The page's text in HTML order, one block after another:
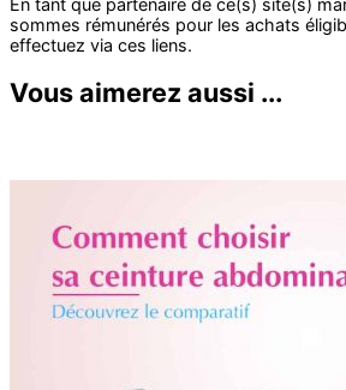
Vous aimerez aussi ...